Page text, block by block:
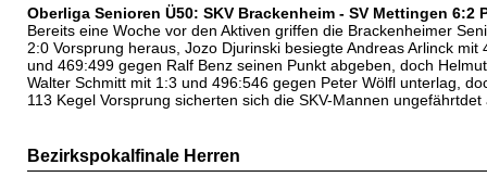
Oberliga Senioren Ü50: SKV Brackenheim - SV Mettingen 6:2
Bereits eine Woche vor den Aktiven griffen die Brackenheimer
2:0 Vorsprung heraus, Jozo Djurinski besiegte Andreas Arlinck
und 469:499 gegen Ralf Benz seinen Punkt abgeben, doch
Walter Schmitt mit 1:3 und 496:546 gegen Peter Wölfl unterlag,
113 Kegel Vorsprung sicherten sich die SKV-Mannen
Bezirkspokalfinale Herren